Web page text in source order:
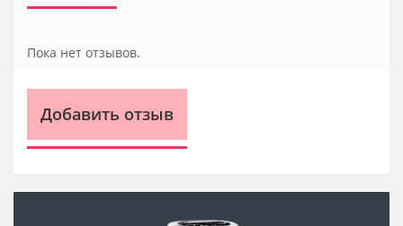
Пока нет отзывов.
Добавить отзыв